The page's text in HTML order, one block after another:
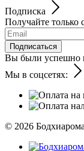
Подписка
Получайте только
Подписаться
Вы были успешно
Мы в соцсетях:
© 2026